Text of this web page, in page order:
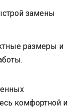
замены
размеры и
комфортной и